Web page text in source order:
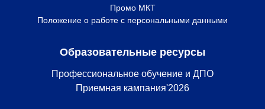
Промо МКТ
Положение о работе с персональными данными
Образовательные ресурсы
Профессиональное обучение и ДПО
Приемная кампания'2026